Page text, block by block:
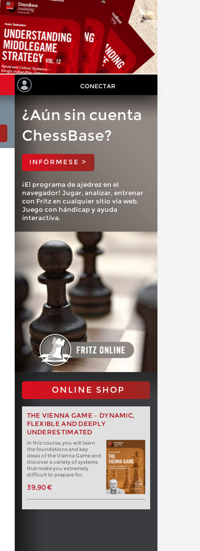
CONECTAR
¿Aún sin cuenta
ChessBase?
INFÓRMESE >
¡El programa de ajedrez en el
navegador! Jugar, analizar, entrenar
con Fritz en cualquier sitio vía web.
Juego con hándicap y ayuda
interactiva.
ONLINE SHOP
THE VIENNA GAME – DYNAMIC,
FLEXIBLE AND DEEPLY
UNDERESTIMATED
In this course, you will learn
the foundations and key
ideas of the Vienna Game and
discover a variety of systems
that make you extremely
difficult to prepare for.
39,90 €